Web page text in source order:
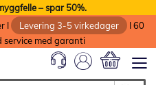
– spar 50%.
I
Levering 3-5 virkedager
I 60
service med garanti